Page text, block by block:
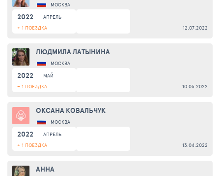
МОСКВА
2022
АПРЕЛЬ
+ 1 ПОЕЗДКА
12.07.2022
ЛЮДМИЛА ЛАТЫНИНА
МОСКВА
2022
МАЙ
+ 1 ПОЕЗДКА
10.05.2022
ОКСАНА КОВАЛЬЧУК
МОСКВА
2022
АПРЕЛЬ
+ 1 ПОЕЗДКА
13.04.2022
АННА